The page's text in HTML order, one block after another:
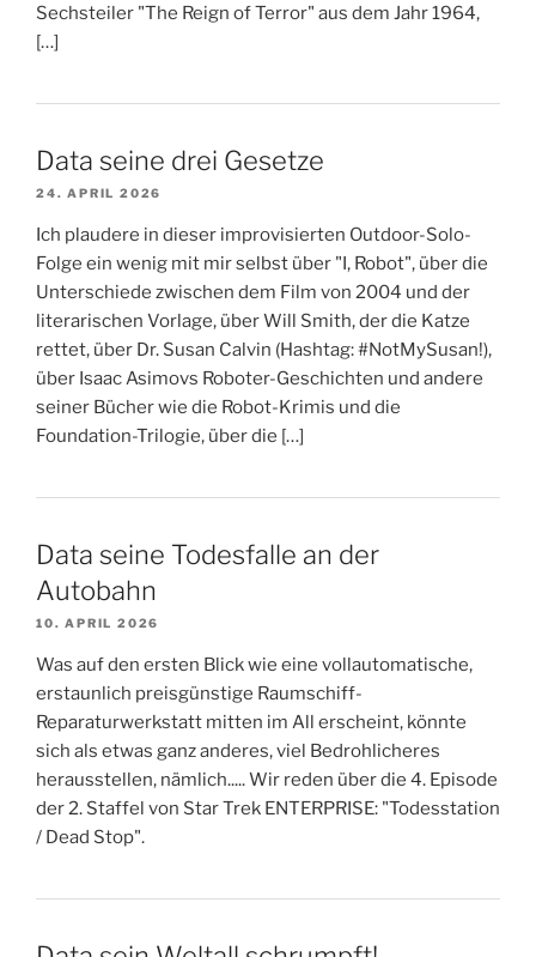
Sechsteiler "The Reign of Terror" aus dem Jahr 1964,
[…]
Data seine drei Gesetze
24. APRIL 2026
Ich plaudere in dieser improvisierten Outdoor-Solo-
Folge ein wenig mit mir selbst über "I, Robot", über die
Unterschiede zwischen dem Film von 2004 und der
literarischen Vorlage, über Will Smith, der die Katze
rettet, über Dr. Susan Calvin (Hashtag: #NotMySusan!),
über Isaac Asimovs Roboter-Geschichten und andere
seiner Bücher wie die Robot-Krimis und die
Foundation-Trilogie, über die […]
Data seine Todesfalle an der
Autobahn
10. APRIL 2026
Was auf den ersten Blick wie eine vollautomatische,
erstaunlich preisgünstige Raumschiff-
Reparaturwerkstatt mitten im All erscheint, könnte
sich als etwas ganz anderes, viel Bedrohlicheres
herausstellen, nämlich..... Wir reden über die 4. Episode
der 2. Staffel von Star Trek ENTERPRISE: "Todesstation
/ Dead Stop".